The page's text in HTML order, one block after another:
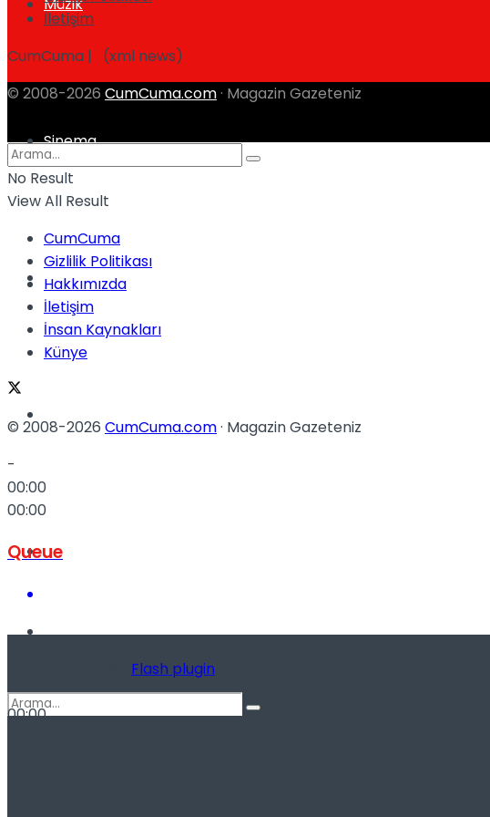
Sinema
Tatil
Podcast
İletişim
CumCuma | (xml news)
© 2008-2026 CumCuma.com · Magazin Gazeteniz
No Result
View All Result
CumCuma
Gizlilik Politikası
Hakkımızda
İletişim
İnsan Kaynakları
Künye
© 2008-2026 CumCuma.com· Magazin Gazeteniz
-
00:00
00:00
Queue
Flash plugin
-
00:00